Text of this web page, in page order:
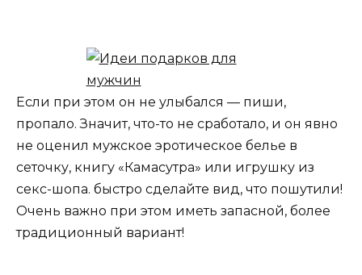
Если при этом он не улыбался — пиши,
пропало. Значит, что-то не сработало, и он явно
не оценил мужское эротическое белье в
сеточку, книгу «Камасутра» или игрушку из
секс-шопа. быстро сделайте вид, что пошутили!
Очень важно при этом иметь запасной, более
традиционный вариант!